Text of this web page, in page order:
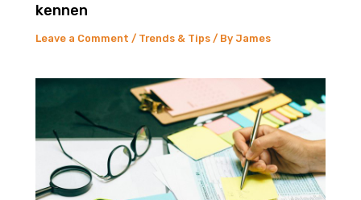
kennen
Leave a Comment / Trends & Tips / ByJames